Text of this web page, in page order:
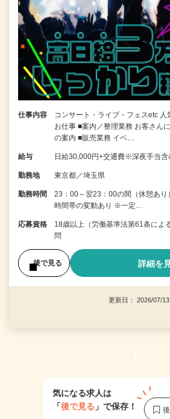
仕事内容
コンサート・ライブ・フェスetc
お仕事 ■案内／整理業務 お客さん
の案内 ■販売業務 イベ…
給与 日給30,000円+交通費※深夜手当含
勤務地 東京都／埼玉県
勤務時間
23：00～翌23：00の間（休憩あり
時間帯の変動あり ※一定…
応募資格
18歳以上（労働基準法第61条によ
問
後で見る 詳細を
更新日： 2026/07/
1
気になる求人は
「後で見る 」で保存！